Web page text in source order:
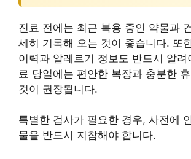
진료 전에는 최근 복용 중인 약물과
세히 기록해 오는 것이 좋습니다. 또
이력과 알레르기 정보도 반드시 알려
료 당일에는 편안한 복장과 충분한
것이 권장됩니다.
특별한 검사가 필요한 경우, 사전에
물을 반드시 지참해야 합니다.